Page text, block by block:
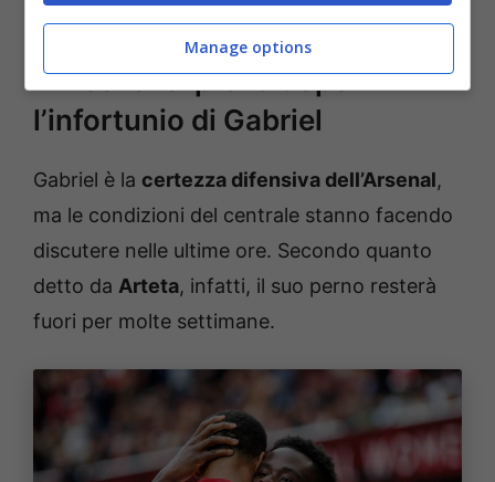
centrale dell’Inter nel mirino.
L’Arsenal ci prova dopo
l’infortunio di Gabriel
Gabriel è la certezza difensiva dell’Arsenal,
ma le condizioni del centrale stanno facendo
discutere nelle ultime ore. Secondo quanto
detto da Arteta, infatti, il suo perno resterà
fuori per molte settimane.
Manage options